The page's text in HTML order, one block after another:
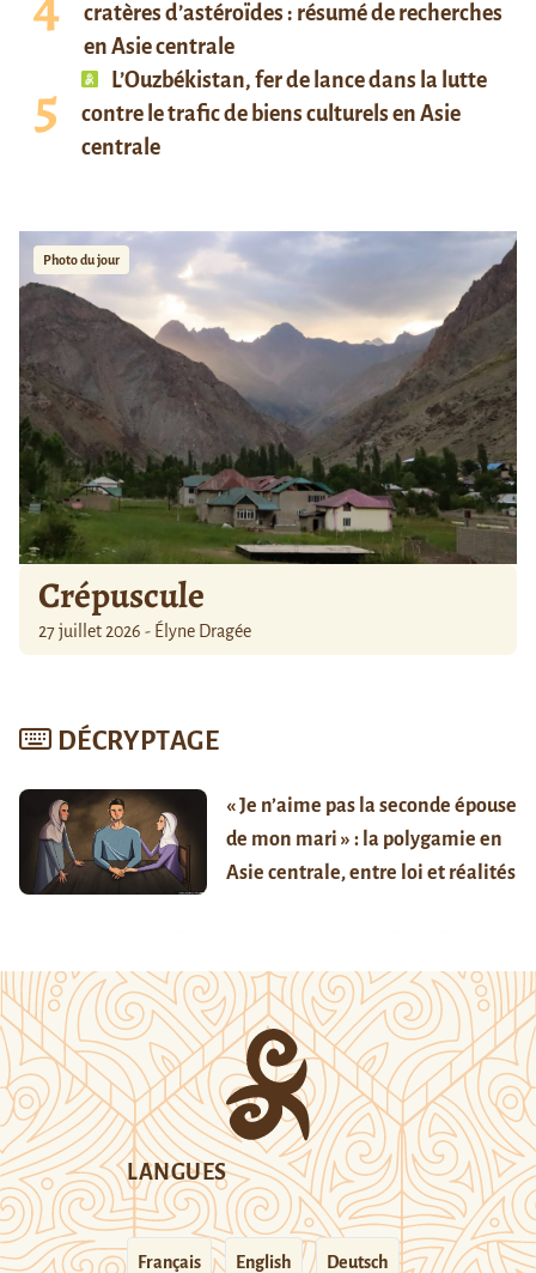
cratères d’astéroïdes : résumé de recherches
en Asie centrale
L’Ouzbékistan, fer de lance dans la lutte
contre le trafic de biens culturels en Asie
centrale
Photo du jour
Crépuscule
27 juillet 2026 - Élyne Dragée
DÉCRYPTAGE
« Je n’aime pas la seconde épouse
de mon mari » : la polygamie en
Asie centrale, entre loi et réalités
LANGUES
Français English Deutsch